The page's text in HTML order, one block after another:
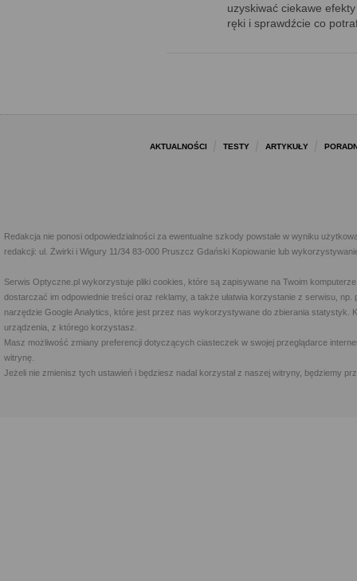
uzyskiwać ciekawe
ręki i sprawdźcie co
AKTUALNOŚCI TESTY ARTYKUŁY
Redakcja nie ponosi odpowiedzialności za ewentualne szkody powstałe w wyniku
redakcji: ul. Żwirki i Wigury 11/34 83-000 Pruszcz Gdański Kopiowanie lub
Serwis Optyczne.pl wykorzystuje pliki cookies, które są zapisywane na Twoim
dostarczać im odpowiednie treści oraz reklamy, a także ułatwia korzystanie z serwisu,
narzędzie Google Analytics, które jest przez nas wykorzystywane do zbierania statystyk.
urządzenia, z którego korzystasz.
Masz możliwość zmiany preferencji dotyczących ciasteczek w swojej przeglądarce
witrynę.
Jeżeli nie zmienisz tych ustawień i będziesz nadal korzystał z naszej witryny, będziemy